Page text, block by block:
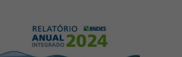
compromissos, planos de ações e metas,
com prazos e recursos definidos.